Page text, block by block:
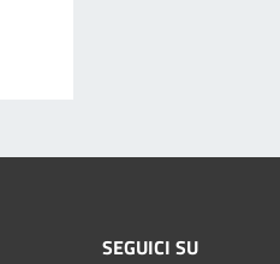
SEGUICI SU